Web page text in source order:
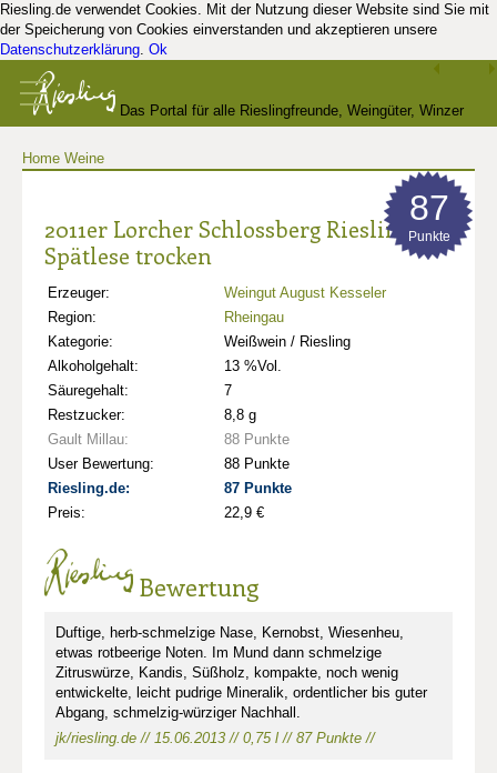
Riesling.de verwendet Cookies. Mit der Nutzung dieser Website sind Sie mit
der Speicherung von Cookies einverstanden und akzeptieren unsere
Datenschutzerklärung. Ok
Das Portal für alle Rieslingfreunde, Weingüter, Winzer
Home Weine
2011er Lorcher Schlossberg Riesling
Spätlese trocken
Erzeuger:
Weingut August Kesseler
Region:
Rheingau
Kategorie:
Weißwein / Riesling
Alkoholgehalt:
13 %Vol.
Säuregehalt:
7
Restzucker:
8,8 g
Gault Millau:
88 Punkte
User Bewertung:
88 Punkte
Riesling.de:
87 Punkte
Preis:
22,9 €
87
Punkte
Bewertung
Duftige, herb-schmelzige Nase, Kernobst, Wiesenheu,
etwas rotbeerige Noten. Im Mund dann schmelzige
Zitruswürze, Kandis, Süßholz, kompakte, noch wenig
entwickelte, leicht pudrige Mineralik, ordentlicher bis guter
Abgang, schmelzig-würziger Nachhall.
jk/riesling.de // 15.06.2013 // 0,75 l // 87 Punkte //